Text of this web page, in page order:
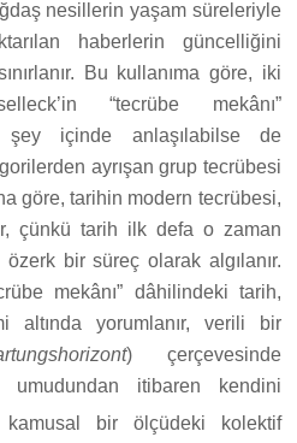
nesillerin yaşam süreleriyle
haberlerin güncelliğini
Bu kullanıma göre, iki
“tecrübe mekânı”
içinde anlaşılabilse de
ayrışan grup tecrübesi
göre, tarihin modern tecrübesi,
çünkü tarih ilk defa o zaman
bir süreç olarak algılanır.
mekânı” dâhilindeki tarih,
altında yorumlanır, verili bir
) çerçevesinde
itibaren kendini
bir ölçüdeki kolektif